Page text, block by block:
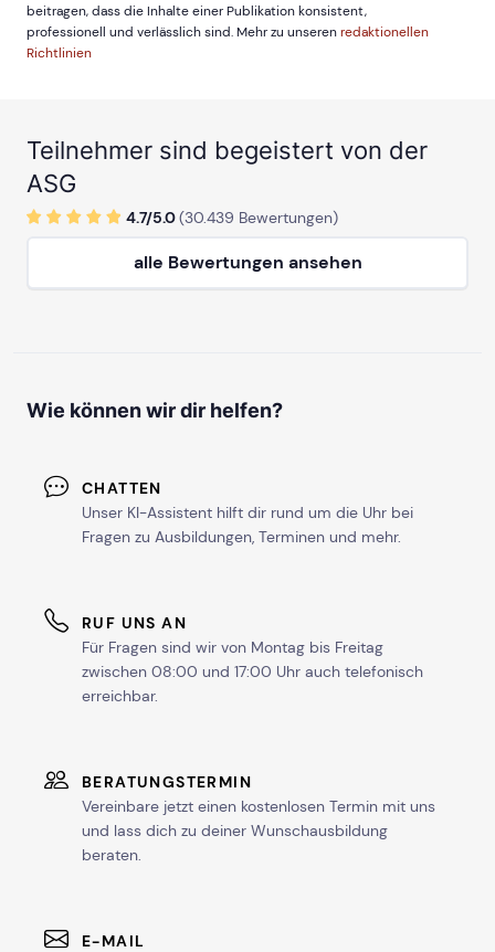
beitragen, dass die Inhalte einer Publikation konsistent,
professionell und verlässlich sind. Mehr zu unserenredaktionellen
Richtlinien
Teilnehmer sind begeistert von der
ASG
4.7/5.0(30.439 Bewertungen)
alle Bewertungen ansehen
Wie können wir dir helfen?
CHATTEN
Unser KI-Assistent hilft dir rund um die Uhr bei
Fragen zu Ausbildungen, Terminen und mehr.
RUF UNS AN
Für Fragen sind wir von Montag bis Freitag
zwischen 08:00 und 17:00 Uhr auch telefonisch
erreichbar.
BERATUNGSTERMIN
Vereinbare jetzt einen kostenlosen Termin mit uns
und lass dich zu deiner Wunschausbildung
beraten.
E-MAIL